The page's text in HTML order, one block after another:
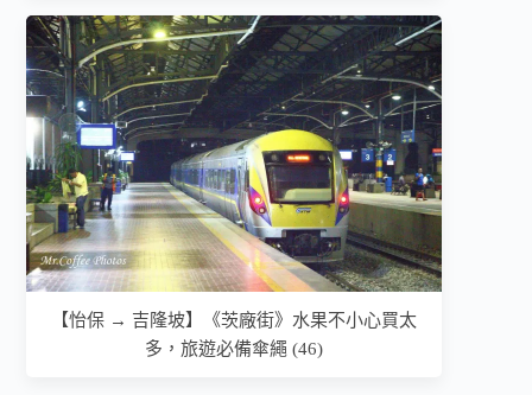
【怡保 → 吉隆坡】《茨廠街》水果不小心買太
多，旅遊必備傘繩 (46)